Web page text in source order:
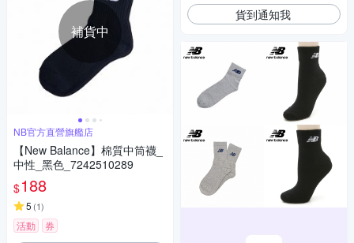
補貨中
NB官方直營旗艦店
【New Balance】棉質中筒襪_
中性_黑色_7242510289
$188
5 (1)
活動 券
貨到通知我